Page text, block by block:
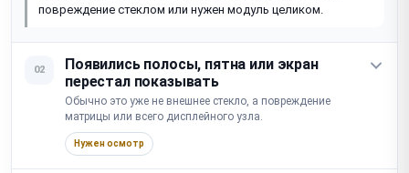
повреждение стеклом или нужен модуль целиком.
02
Появились полосы, пятна или экран
перестал показывать
Обычно это уже не внешнее стекло, а повреждение
матрицы или всего дисплейного узла.
Нужен осмотр